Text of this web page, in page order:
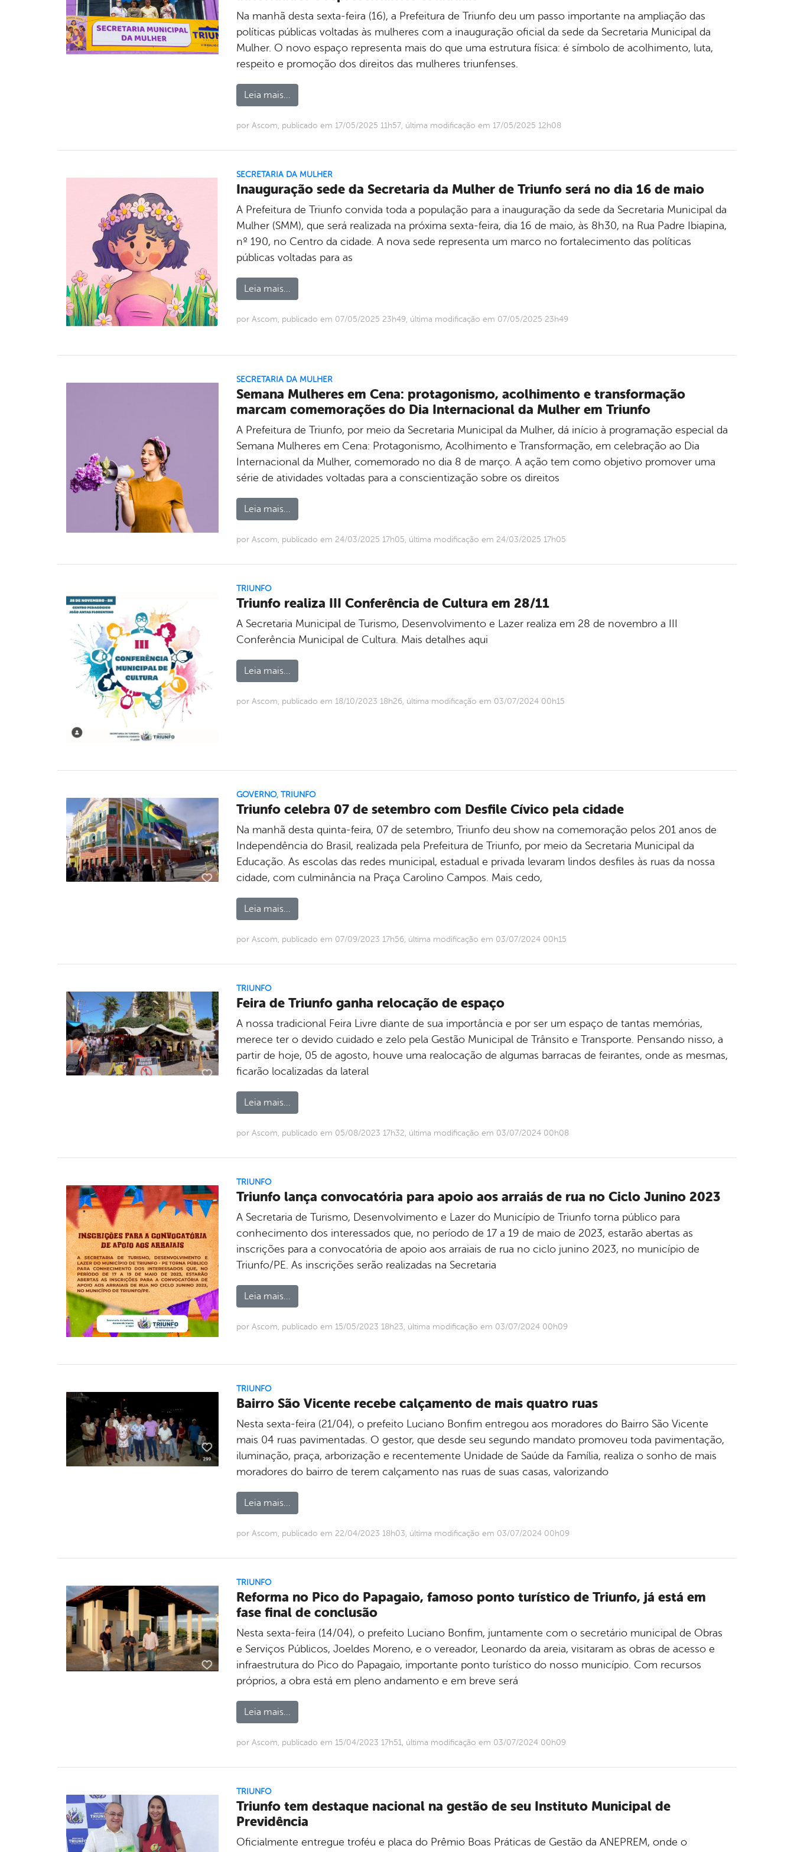
Na manhã desta sexta-feira (16), a Prefeitura de Triunfo deu um passo importante na ampliação das
políticas públicas voltadas às mulheres com a inauguração oficial da sede da Secretaria Municipal da
Mulher. O novo espaço representa mais do que uma estrutura física: é símbolo de acolhimento, luta,
respeito e promoção dos direitos das mulheres triunfenses.
Leia mais...
por Ascom, publicado em 17/05/2025 11h57, última modificação em 17/05/2025 12h08
SECRETARIA DA MULHER
Inauguração sede da Secretaria da Mulher de Triunfo será no dia 16 de maio
A Prefeitura de Triunfo convida toda a população para a inauguração da sede da Secretaria Municipal da
Mulher (SMM), que será realizada na próxima sexta-feira, dia 16 de maio, às 8h30, na Rua Padre Ibiapina,
nº 190, no Centro da cidade. A nova sede representa um marco no fortalecimento das políticas
públicas voltadas para as
Leia mais...
por Ascom, publicado em 07/05/2025 23h49, última modificação em 07/05/2025 23h49
SECRETARIA DA MULHER
Semana Mulheres em Cena: protagonismo, acolhimento e transformação
marcam comemorações do Dia Internacional da Mulher em Triunfo
A Prefeitura de Triunfo, por meio da Secretaria Municipal da Mulher, dá início à programação especial da
Semana Mulheres em Cena: Protagonismo, Acolhimento e Transformação, em celebração ao Dia
Internacional da Mulher, comemorado no dia 8 de março. A ação tem como objetivo promover uma
série de atividades voltadas para a conscientização sobre os direitos
Leia mais...
por Ascom, publicado em 24/03/2025 17h05, última modificação em 24/03/2025 17h05
TRIUNFO
Triunfo realiza III Conferência de Cultura em 28/11
A Secretaria Municipal de Turismo, Desenvolvimento e Lazer realiza em 28 de novembro a III
Conferência Municipal de Cultura. Mais detalhes aqui
Leia mais...
por Ascom, publicado em 18/10/2023 18h26, última modificação em 03/07/2024 00h15
GOVERNO, TRIUNFO
Triunfo celebra 07 de setembro com Desfile Cívico pela cidade
Na manhã desta quinta-feira, 07 de setembro, Triunfo deu show na comemoração pelos 201 anos de
Independência do Brasil, realizada pela Prefeitura de Triunfo, por meio da Secretaria Municipal da
Educação. As escolas das redes municipal, estadual e privada levaram lindos desfiles às ruas da nossa
cidade, com culminância na Praça Carolino Campos. Mais cedo,
Leia mais...
por Ascom, publicado em 07/09/2023 17h56, última modificação em 03/07/2024 00h15
TRIUNFO
Feira de Triunfo ganha relocação de espaço
A nossa tradicional Feira Livre diante de sua importância e por ser um espaço de tantas memórias,
merece ter o devido cuidado e zelo pela Gestão Municipal de Trânsito e Transporte. Pensando nisso, a
partir de hoje, 05 de agosto, houve uma realocação de algumas barracas de feirantes, onde as mesmas,
ficarão localizadas da lateral
Leia mais...
por Ascom, publicado em 05/08/2023 17h32, última modificação em 03/07/2024 00h08
TRIUNFO
Triunfo lança convocatória para apoio aos arraiás de rua no Ciclo Junino 2023
A Secretaria de Turismo, Desenvolvimento e Lazer do Município de Triunfo torna público para
conhecimento dos interessados que, no período de 17 a 19 de maio de 2023, estarão abertas as
inscrições para a convocatória de apoio aos arraiais de rua no ciclo junino 2023, no município de
Triunfo/PE. As inscrições serão realizadas na Secretaria
Leia mais...
por Ascom, publicado em 15/05/2023 18h23, última modificação em 03/07/2024 00h09
TRIUNFO
Bairro São Vicente recebe calçamento de mais quatro ruas
Nesta sexta-feira (21/04), o prefeito Luciano Bonfim entregou aos moradores do Bairro São Vicente
mais 04 ruas pavimentadas. O gestor, que desde seu segundo mandato promoveu toda pavimentação,
iluminação, praça, arborização e recentemente Unidade de Saúde da Família, realiza o sonho de mais
moradores do bairro de terem calçamento nas ruas de suas casas, valorizando
Leia mais...
por Ascom, publicado em 22/04/2023 18h03, última modificação em 03/07/2024 00h09
TRIUNFO
Reforma no Pico do Papagaio, famoso ponto turístico de Triunfo, já está em
fase final de conclusão
Nesta sexta-feira (14/04), o prefeito Luciano Bonfim, juntamente com o secretário municipal de Obras
e Serviços Públicos, Joeldes Moreno, e o vereador, Leonardo da areia, visitaram as obras de acesso e
infraestrutura do Pico do Papagaio, importante ponto turístico do nosso município. Com recursos
próprios, a obra está em pleno andamento e em breve será
Leia mais...
por Ascom, publicado em 15/04/2023 17h51, última modificação em 03/07/2024 00h09
TRIUNFO
Triunfo tem destaque nacional na gestão de seu Instituto Municipal de
Previdência
Oficialmente entregue troféu e placa do Prêmio Boas Práticas de Gestão da ANEPREM, onde o